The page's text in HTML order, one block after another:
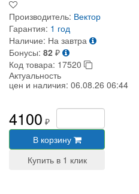
Производитель: Вектор
Гарантия: 1 год
Наличие: На завтра
Бонусы: 82 ₽
Код товара: 17520
Актуальность
цен и наличия: 06.08.26 06:44
4100 ₽
В корзину